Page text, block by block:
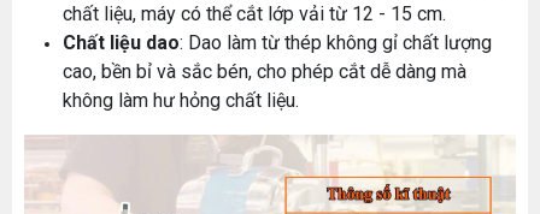
chất liệu, máy có thể cắt lớp vải từ 12 - 15 cm.
Chất liệu dao: Dao làm từ thép không gỉ chất lượng
cao, bền bỉ và sắc bén, cho phép cắt dễ dàng mà
không làm hư hỏng chất liệu.